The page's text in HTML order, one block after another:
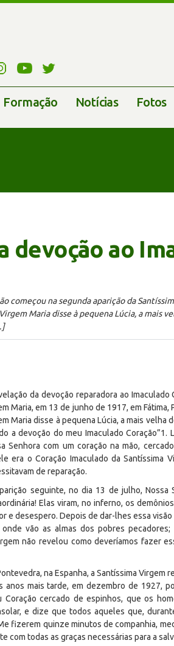
Formação Notícias Fotos
devoção ao
começou na segunda aparição da
Maria disse à pequena Lúcia, a mais
da devoção reparadora ao
Maria, em 13 de junho de 1917, em
Maria disse à pequena Lúcia, a mais
a devoção do meu Imaculado Coração”1.
Senhora com um coração na mão,
era o Coração Imaculado da Santíssima
de reparação.
seguinte, no dia 13 de julho,
Elas viram, no inferno, os
e desespero. Depois de dar-lhes essa
onde vão as almas dos pobres
não revelou como deveríamos fazer
na Espanha, a Santíssima
mais tarde, em dezembro de 1927,
Coração cercado de espinhos, que os
e dize que todos aqueles que,
fizerem quinze minutos de companhia,
com todas as graças necessárias para a